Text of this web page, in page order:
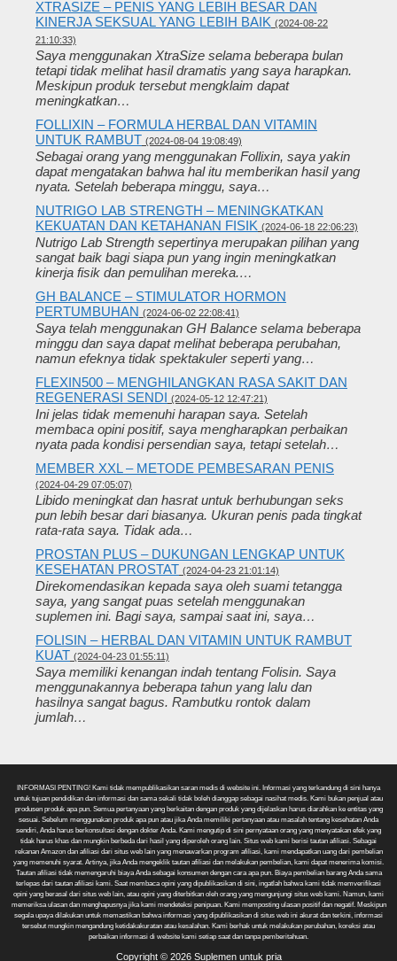
XTRASIZE – PENIS YANG LEBIH BESAR DAN
KINERJA SEKSUAL YANG LEBIH BAIK (2024-08-22
21:10:33)
Saya menggunakan XtraSize selama beberapa bulan
tetapi tidak melihat hasil dramatis yang saya harapkan.
Meskipun produk tersebut mengklaim dapat
meningkatkan…
FOLLIXIN – FORMULA HERBAL DAN VITAMIN
UNTUK RAMBUT (2024-08-04 19:08:49)
Sebagai orang yang menggunakan Follixin, saya yakin
dapat mengatakan bahwa hal itu memberikan hasil yang
nyata. Setelah beberapa minggu, saya…
NUTRIGO LAB STRENGTH – MENINGKATKAN
KEKUATAN DAN KETAHANAN FISIK (2024-06-18 22:06:23)
Nutrigo Lab Strength sepertinya merupakan pilihan yang
sangat baik bagi siapa pun yang ingin meningkatkan
kinerja fisik dan pemulihan mereka.…
GH BALANCE – STIMULATOR HORMON
PERTUMBUHAN (2024-06-02 22:08:41)
Saya telah menggunakan GH Balance selama beberapa
minggu dan saya dapat melihat beberapa perubahan,
namun efeknya tidak spektakuler seperti yang…
FLEXIN500 – MENGHILANGKAN RASA SAKIT DAN
REGENERASI SENDI (2024-05-12 12:47:21)
Ini jelas tidak memenuhi harapan saya. Setelah
membaca opini positif, saya mengharapkan perbaikan
nyata pada kondisi persendian saya, tetapi setelah…
MEMBER XXL – METODE PEMBESARAN PENIS
(2024-04-29 07:05:07)
Libido meningkat dan hasrat untuk berhubungan seks
pun lebih besar dari biasanya. Ukuran penis pada tingkat
rata-rata saya. Tidak ada…
PROSTAN PLUS – DUKUNGAN LENGKAP UNTUK
KESEHATAN PROSTAT (2024-04-23 21:01:14)
Direkomendasikan kepada saya oleh suami tetangga
saya, yang sangat puas setelah menggunakan
suplemen ini. Bagi saya, sampai saat ini, saya…
FOLISIN – HERBAL DAN VITAMIN UNTUK RAMBUT
KUAT (2024-04-23 01:55:11)
Saya memiliki kenangan indah tentang Folisin. Saya
menggunakannya beberapa tahun yang lalu dan
hasilnya sangat bagus. Rambutku rontok dalam
jumlah…
INFORMASI PENTING! Kami tidak mempublikasikan saran medis di website ini. Informasi yang terkandung di sini hanya
untuk tujuan pendidikan dan informasi dan sama sekali tidak boleh dianggap sebagai nasihat medis. Kami bukan penjual atau
produsen produk apa pun. Semua pertanyaan yang berkaitan dengan produk yang dijelaskan harus diarahkan ke entitas yang
sesuai. Sebelum menggunakan produk apa pun atau jika Anda memiliki pertanyaan atau masalah tentang kesehatan Anda
sendiri, Anda harus berkonsultasi dengan dokter Anda. Kami mengutip di sini pernyataan orang yang menyatakan efek yang
tidak harus khas dan mungkin berbeda dari hasil yang diperoleh orang lain. Situs web kami berisi tautan afiliasi. Sebagai
rekanan Amazon dan afiliasi dari situs web lain yang menawarkan program afiliasi, kami mendapatkan uang dari pembelian
yang memenuhi syarat. Artinya, jika Anda mengeklik tautan afiliasi dan melakukan pembelian, kami dapat menerima komisi.
Tautan afiliasi tidak memengaruhi biaya Anda sebagai konsumen dengan cara apa pun. Biaya pembelian barang Anda sama
terlepas dari tautan afiliasi kami. Saat membaca opini yang dipublikasikan di sini, ingatlah bahwa kami tidak memverifikasi
opini yang berasal dari situs web lain, atau opini yang diterbitkan oleh orang yang mengunjungi situs web kami. Namun, kami
memeriksa ulasan dan menghapusnya jika kami mendeteksi penipuan. Kami memposting ulasan positif dan negatif. Meskipun
segala upaya dilakukan untuk memastikan bahwa informasi yang dipublikasikan di situs web ini akurat dan terkini, informasi
tersebut mungkin mengandung ketidakakuratan atau kesalahan. Kami berhak untuk melakukan perubahan, koreksi atau
perbaikan informasi di website kami setiap saat dan tanpa pemberitahuan.
Copyright © 2026 Suplemen untuk pria